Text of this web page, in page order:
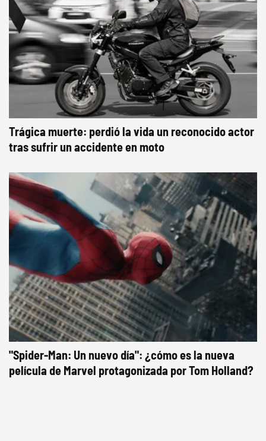
Trágica muerte: perdió la vida un reconocido actor
tras sufrir un accidente en moto
"Spider-Man: Un nuevo día": ¿cómo es la nueva
película de Marvel protagonizada por Tom Holland?